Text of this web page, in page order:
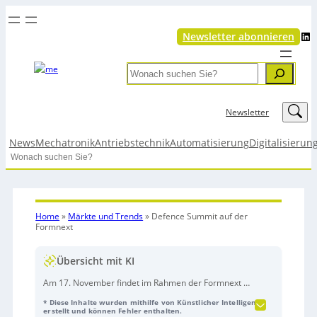
Newsletter abonnieren LinkedIn
Search
Newsletter LinkedIn
NewsMechatronikAntriebstechnikAutomatisierung
Search
Home » Märkte und Trends» Defence Summit auf der
Formnext
Übersicht mit KI
Am 17. November findet im Rahmen der Formnext in
Summitstatt. Das neue Format wird gemeinsam mit
* Diese Inhalte wurden mithilfe von Künstlicher Intelligenz
erstellt und können Fehler enthalten.